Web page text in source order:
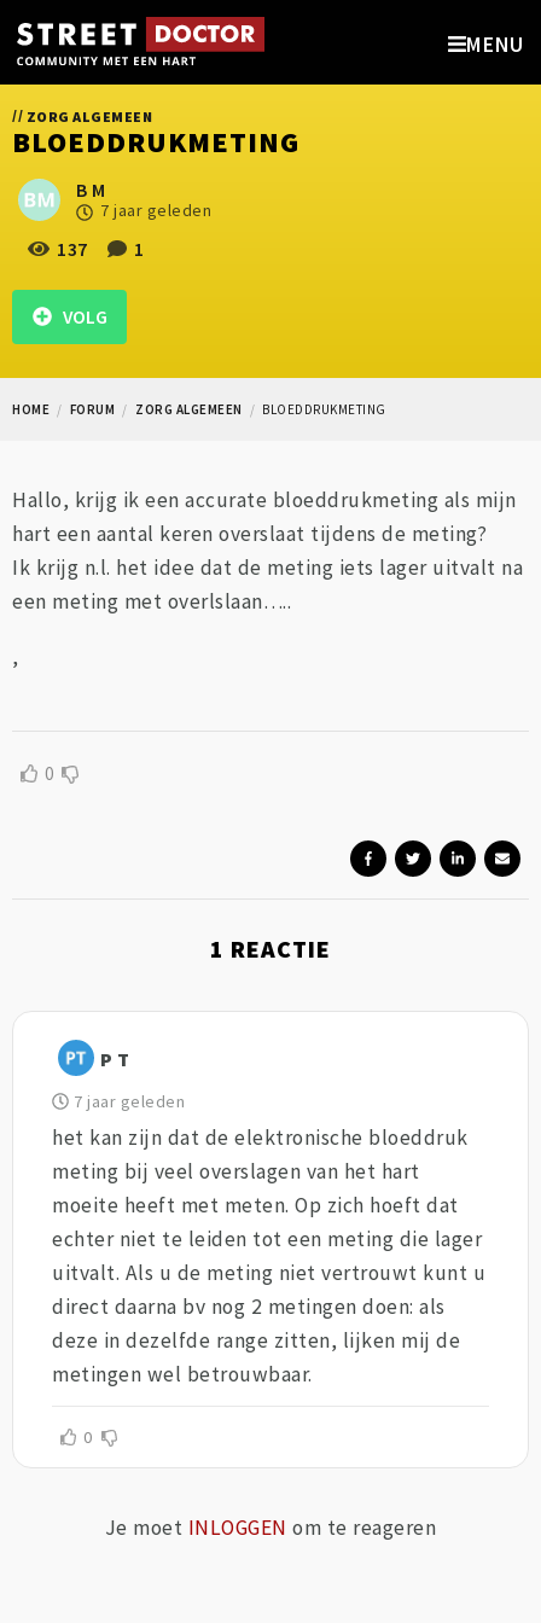
MENU
// ZORG ALGEMEEN
BLOEDDRUKMETING
B M
7 jaar geleden
137 1
VOLG
HOME FORUM ZORG ALGEMEEN BLOEDDRUKMETING
Hallo, krijg ik een accurate bloeddrukmeting als mijn
hart een aantal keren overslaat tijdens de meting?
Ik krijg n.l. het idee dat de meting iets lager uitvalt na
een meting met overlslaan…..
,
0
1 REACTIE
P T
7 jaar geleden
het kan zijn dat de elektronische bloeddruk
meting bij veel overslagen van het hart
moeite heeft met meten. Op zich hoeft dat
echter niet te leiden tot een meting die lager
uitvalt. Als u de meting niet vertrouwt kunt u
direct daarna bv nog 2 metingen doen: als
deze in dezelfde range zitten, lijken mij de
metingen wel betrouwbaar.
0
Je moet INLOGGEN om te reageren